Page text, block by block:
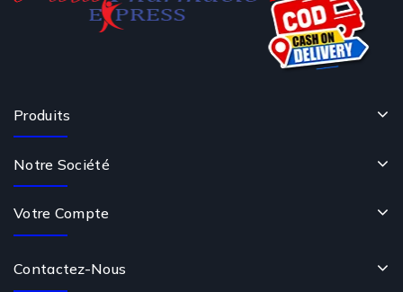
Produits
Notre Société
Votre Compte
Contactez-Nous